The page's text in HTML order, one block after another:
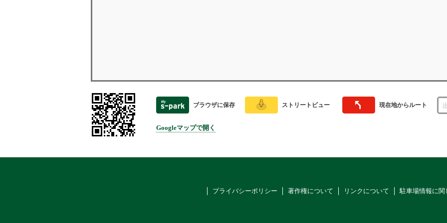
ブラウザに保存 ストリートビュー 現在地からルート
Googleマップで開く
プライバシーポリシー 著作権について リンクについて 駐車場情報に関